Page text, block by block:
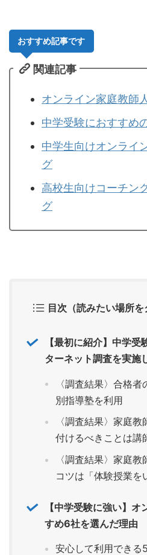
おすすめ記事です
関連記事
オンライン家庭教師
中学受験におすすめ
中学生向けオンライ
グ
高校生向けコーチン
グ
目次（読みたい場所を
【最初に紹介】中学
ターネット調査を実施
〈調査結果〉合格
別指導塾を利用
〈調査結果〉家庭
付けるべきことは講
〈調査結果〉家庭
コツは「体験授業を
【中学受験に強い】
すめ6社を選んだ理由
安心して利用できる